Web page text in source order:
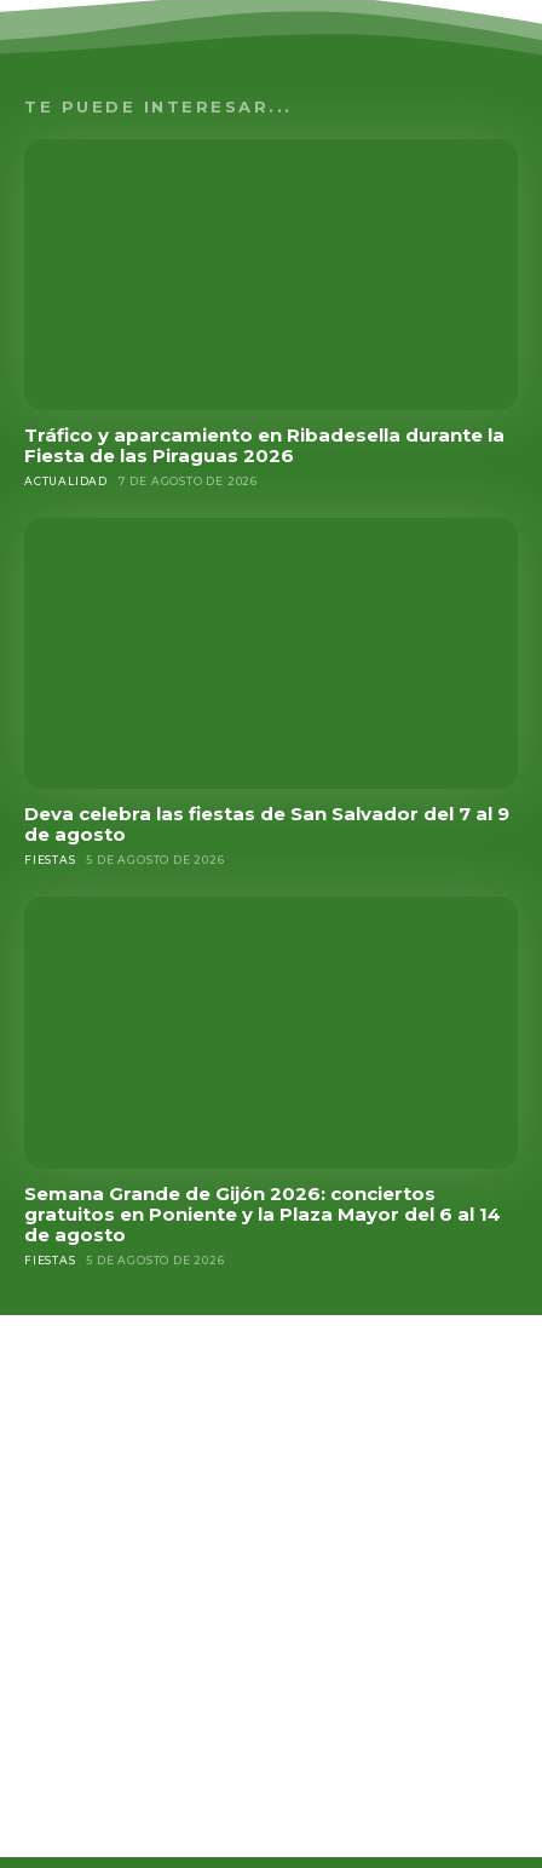
TE PUEDE INTERESAR...
Tráfico y aparcamiento en Ribadesella durante la
Fiesta de las Piraguas 2026
ACTUALIDAD 7 DE AGOSTO DE 2026
Deva celebra las fiestas de San Salvador del 7 al 9
de agosto
FIESTAS 5 DE AGOSTO DE 2026
Semana Grande de Gijón 2026: conciertos
gratuitos en Poniente y la Plaza Mayor del 6 al 14
de agosto
FIESTAS 5 DE AGOSTO DE 2026